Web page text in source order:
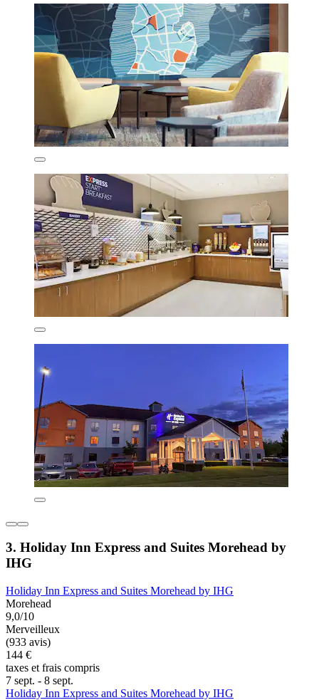
3. Holiday Inn Express and Suites Morehead by
IHG
Holiday Inn Express and Suites Morehead by IHG
Morehead
9,0/10
Merveilleux
(933 avis)
144 €
taxes et frais compris
7 sept. - 8 sept.
Holiday Inn Express and Suites Morehead by IHG